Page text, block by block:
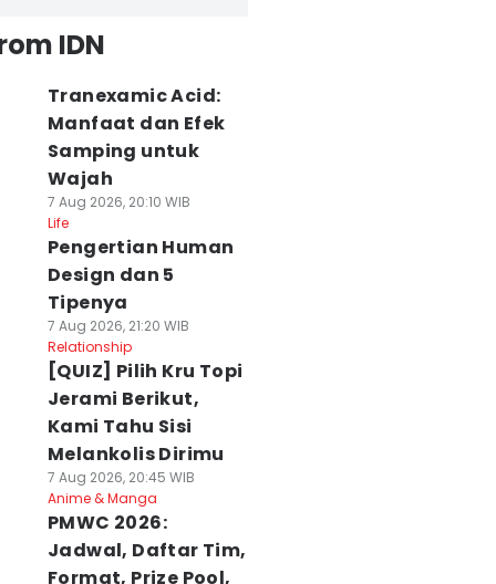
IDN
Tranexamic Acid:
Manfaat dan Efek
Samping untuk
Wajah
7 Aug 2026, 20:10 WIB
Life
Pengertian Human
Design dan 5
Tipenya
7 Aug 2026, 21:20 WIB
Relationship
[QUIZ] Pilih Kru Topi
Jerami Berikut,
Kami Tahu Sisi
Melankolis Dirimu
7 Aug 2026, 20:45 WIB
Anime & Manga
PMWC 2026:
Jadwal, Daftar Tim,
Format, Prize Pool,